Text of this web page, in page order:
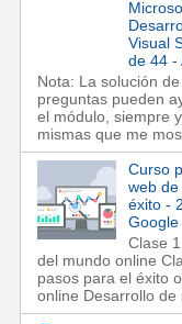
Visual
de 44 -
Nota: La solución
preguntas pueden
el módulo, siempre
mismas que me
Curso
web de
éxito -
Google
Clase
del mundo online
pasos para el éxito
online Desarrollo de